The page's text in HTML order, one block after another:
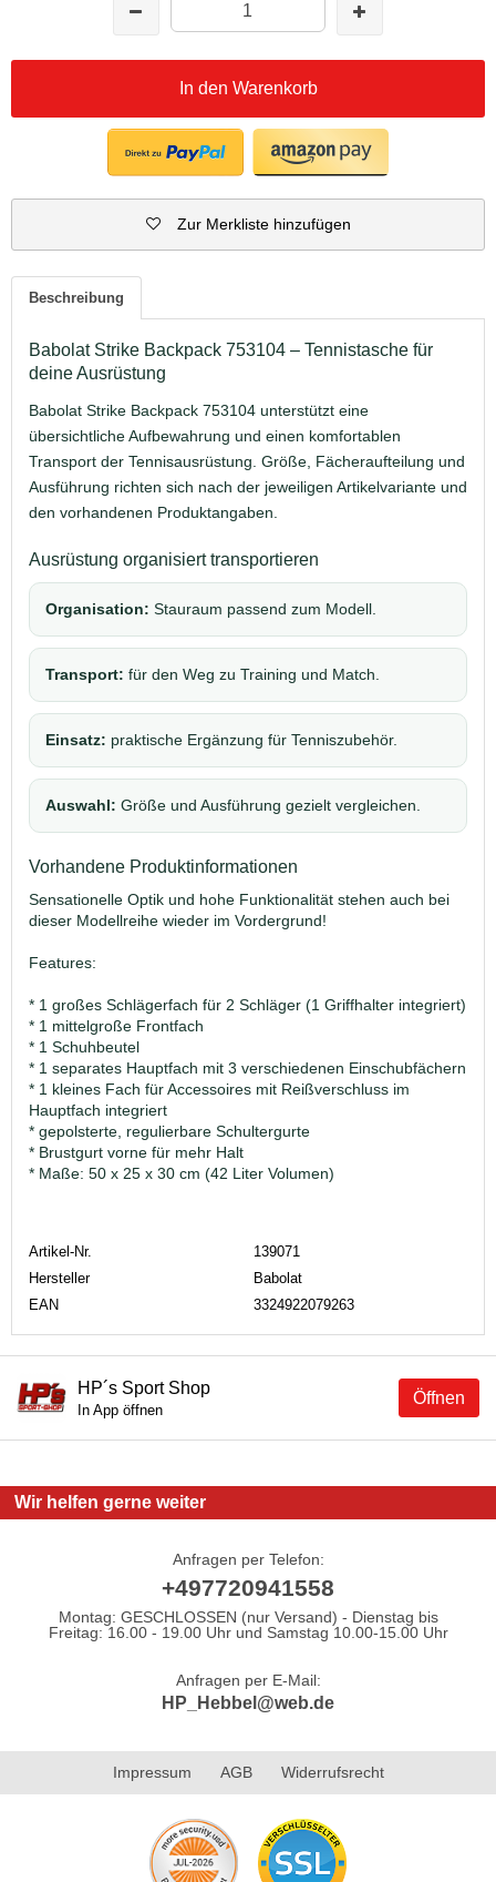
In den Warenkorb
Zur Merkliste hinzufügen
Beschreibung
Babolat Strike Backpack 753104 – Tennistasche für
deine Ausrüstung
Babolat Strike Backpack 753104 unterstützt eine
übersichtliche Aufbewahrung und einen komfortablen
Transport der Tennisausrüstung. Größe, Fächeraufteilung und
Ausführung richten sich nach der jeweiligen Artikelvariante und
den vorhandenen Produktangaben.
Ausrüstung organisiert transportieren
Organisation: Stauraum passend zum Modell.
Transport: für den Weg zu Training und Match.
Einsatz: praktische Ergänzung für Tenniszubehör.
Auswahl: Größe und Ausführung gezielt vergleichen.
Vorhandene Produktinformationen
Sensationelle Optik und hohe Funktionalität stehen auch bei
dieser Modellreihe wieder im Vordergrund!
Features:
* 1 großes Schlägerfach für 2 Schläger (1 Griffhalter integriert)
* 1 mittelgroße Frontfach
* 1 Schuhbeutel
* 1 separates Hauptfach mit 3 verschiedenen Einschubfächern
* 1 kleines Fach für Accessoires mit Reißverschluss im
Hauptfach integriert
* gepolsterte, regulierbare Schultergurte
* Brustgurt vorne für mehr Halt
* Maße: 50 x 25 x 30 cm (42 Liter Volumen)
Artikel-Nr.
139071
Hersteller
Babolat
EAN
3324922079263
Öffnen
HP´s Sport Shop
In App öffnen
Wir helfen gerne weiter
Anfragen per Telefon:
+497720941558
Montag: GESCHLOSSEN (nur Versand) - Dienstag bis
Freitag: 16.00 - 19.00 Uhr und Samstag 10.00-15.00 Uhr
Anfragen per E-Mail:
HP_Hebbel@web.de
Impressum AGB Widerrufsrecht